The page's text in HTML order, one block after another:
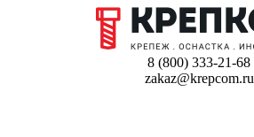
8 (800) 333-21-68
zakaz@krepcom.ru